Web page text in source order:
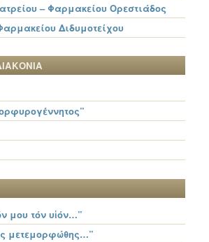
– Φαρμακείου Ορεστιάδος
Διδυμοτείχου
μου τόν υἱόν…”
μετεμορφώθης…”